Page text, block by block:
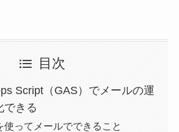
目次
Script（GAS）でメールの運
できる
使ってメールでできること